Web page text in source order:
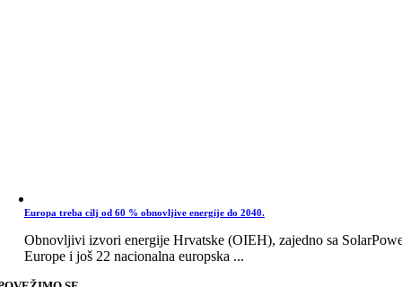
Europa treba cilj od 60 % obnovljive energije do 2040.
Obnovljivi izvori energije Hrvatske (OIEH), zajedno sa
Europe i još 22 nacionalna europska ...